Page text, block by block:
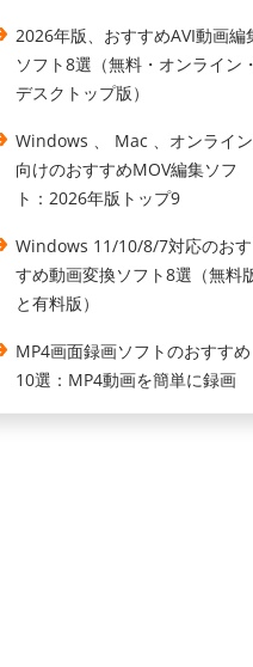
2026年版、おすすめAVI動画編
ソフト8選（無料・オンライン・
デスクトップ版）
Windows 、 Mac 、オンライン
向けのおすすめMOV編集ソフ
ト：2026年版トップ9
Windows 11/10/8/7対応のおす
すめ動画変換ソフト8選（無料
と有料版）
MP4画面録画ソフトのおすすめ
10選：MP4動画を簡単に録画